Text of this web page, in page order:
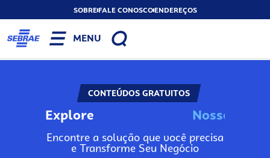
SOBREFALE CONOSCOENDEREÇOS
MENU
CONTEÚDOS GRATUITOS
Explore No
Encontre a solução que você precisa
e Transforme Seu Negócio